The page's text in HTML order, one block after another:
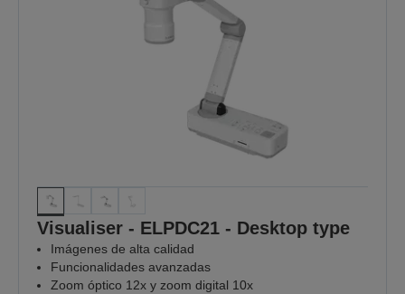
Visualiser - ELPDC21 - Desktop type
Imágenes de alta calidad
Funcionalidades avanzadas
Zoom óptico 12x y zoom digital 10x